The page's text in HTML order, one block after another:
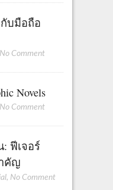
กับมือถือ
No Comment
Novels
No Comment
ฟีเจอร์
คัญ
, No Comment